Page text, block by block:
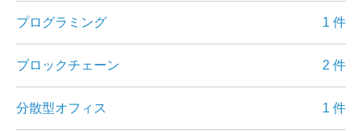
プログラミング 1 件
ブロックチェーン 2 件
分散型オフィス 1 件